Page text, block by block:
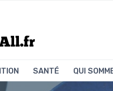
SANTÉ QUI